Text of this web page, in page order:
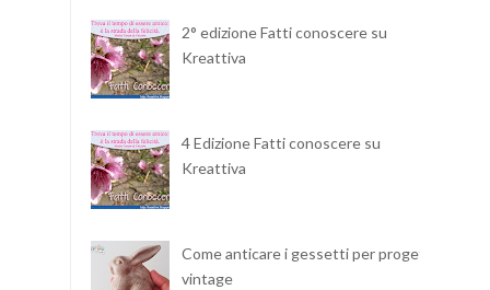
2° edizione Fatti conoscere su
Kreattiva
4 Edizione Fatti conoscere su
Kreattiva
Come anticare i gessetti per progetti
vintage